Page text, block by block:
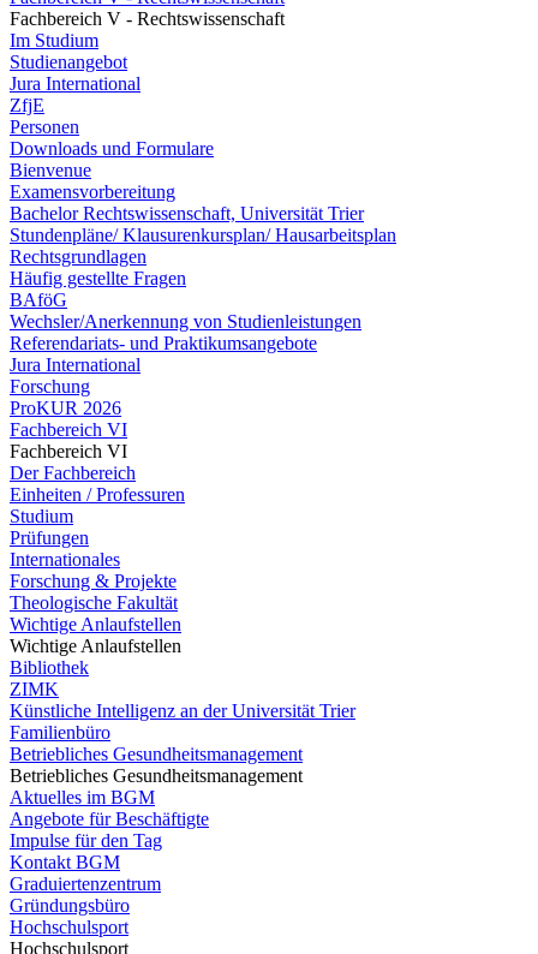
Fachbereich V - Rechtswissenschaft
Im Studium
Studienangebot
Jura International
ZfjE
Personen
Downloads und Formulare
Bienvenue
Examensvorbereitung
Bachelor Rechtswissenschaft, Universität Trier
Stundenpläne/ Klausurenkursplan/ Hausarbeitsplan
Rechtsgrundlagen
Häufig gestellte Fragen
BAföG
Wechsler/Anerkennung von Studienleistungen
Referendariats- und Praktikumsangebote
Jura International
Forschung
ProKUR 2026
Fachbereich VI
Fachbereich VI
Der Fachbereich
Einheiten / Professuren
Studium
Prüfungen
Internationales
Forschung & Projekte
Theologische Fakultät
Wichtige Anlaufstellen
Wichtige Anlaufstellen
Bibliothek
ZIMK
Künstliche Intelligenz an der Universität Trier
Familienbüro
Betriebliches Gesundheitsmanagement
Betriebliches Gesundheitsmanagement
Aktuelles im BGM
Angebote für Beschäftigte
Impulse für den Tag
Kontakt BGM
Graduiertenzentrum
Gründungsbüro
Hochschulsport
Hochschulsport